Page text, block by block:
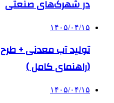
در شهرک‌های صنعتی
۱۴۰۵/۰۴/۱۵
تولید آب معدنی +
(راهنمای کامل )
۱۴۰۵/۰۴/۱۵